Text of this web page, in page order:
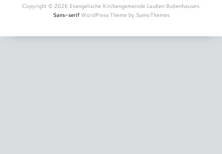
Copyright © 2026 Evangelische Kirchengemeinde Lauben Babenhausen.
Sans-serifWordPress Theme by SumoThemes